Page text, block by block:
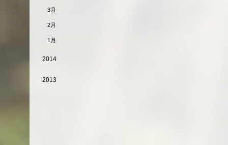
3月
2月
1月
2014
2013